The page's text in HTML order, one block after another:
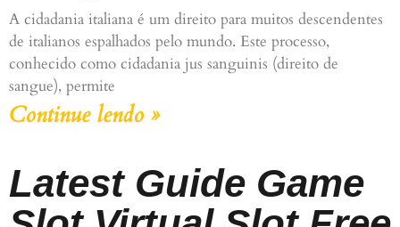
A cidadania italiana é um direito para muitos descendentes
de italianos espalhados pelo mundo. Este processo,
conhecido como cidadania jus sanguinis (direito de
sangue), permite
Continue lendo »
Latest Guide Game